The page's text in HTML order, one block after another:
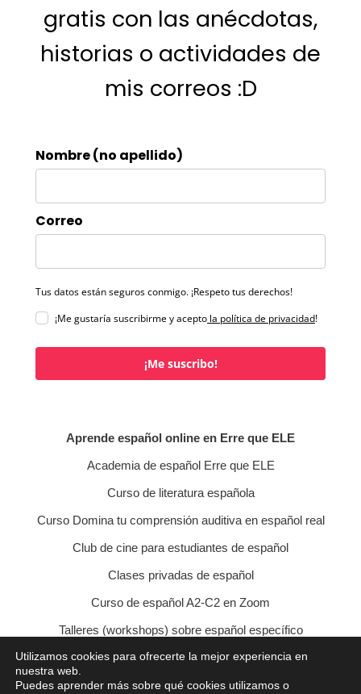
gratis con las anécdotas,
historias o actividades de
mis correos :D
Nombre (no apellido)
Correo
Tus datos están seguros conmigo. ¡Respeto tus derechos!
¡Me gustaría suscribirme y acepto la política de privacidad!
¡Me suscribo!
Aprende español online en Erre que ELE
Academia de español Erre que ELE
Curso de literatura española
Curso Domina tu comprensión auditiva en español real
Club de cine para estudiantes de español
Clases privadas de español
Curso de español A2-C2 en Zoom
Talleres (workshops) sobre español específico
Curso de conversación veraniego
Política de privacidad Política de cookies
Utilizamos cookies para ofrecerte la mejor experiencia en
nuestra web.
Puedes aprender más sobre qué cookies utilizamos o